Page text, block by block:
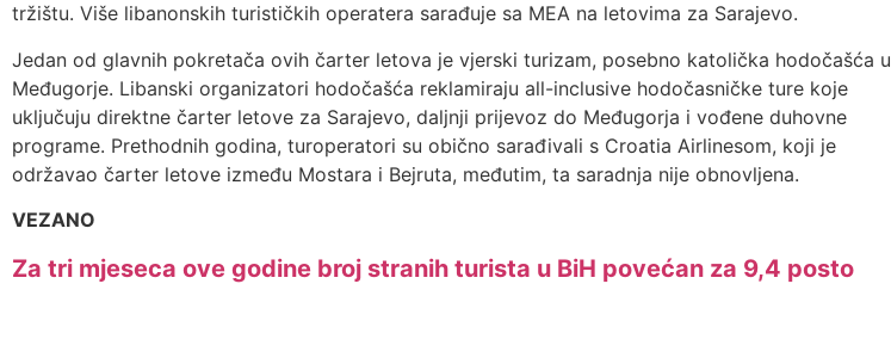
tržištu. Više libanonskih turističkih operatera sarađuje sa MEA na letovima za Sarajevo.
Jedan od glavnih pokretača ovih čarter letova je vjerski turizam, posebno katolička hodočašća u
Međugorje. Libanski organizatori hodočašća reklamiraju all-inclusive hodočasničke ture koje
uključuju direktne čarter letove za Sarajevo, daljnji prijevoz do Međugorja i vođene duhovne
programe. Prethodnih godina, turoperatori su obično sarađivali s Croatia Airlinesom, koji je
održavao čarter letove između Mostara i Bejruta, međutim, ta saradnja nije obnovljena.
VEZANO
Za tri mjeseca ove godine broj stranih turista u BiH povećan za 9,4 posto